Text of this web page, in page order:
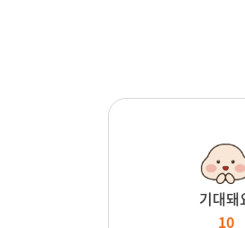
기대돼
10